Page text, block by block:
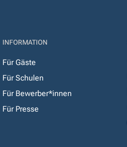
INFORMATION
Für Gäste
Für Schulen
Für Bewerber*innen
Für Presse